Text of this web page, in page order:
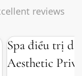
reviews
Spa điều trị
Aesthetic